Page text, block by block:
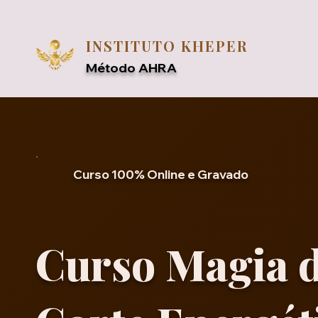
INSTITUTO KHEPER
Método AHRA
Curso 100% Online e Gravado
Curso Magia